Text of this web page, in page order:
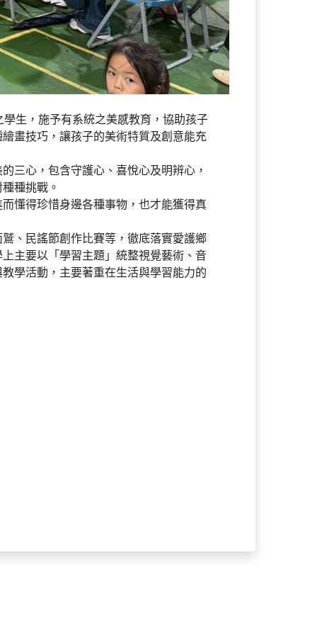
生，施予有系統之美感教育，協助孩子
畫技巧，讓孩子的美術特質及創意能充
三心，包含守護心、喜悅心及明辨心，
種挑戰。
懂得珍惜身邊各種事物，也才能獲得真
、民謠節創作比賽等，徹底落實愛護鄉
主要以「學習主題」統整視覺藝術、音
學活動，主要著重在生活與學習能力的